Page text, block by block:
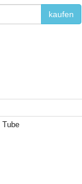
kaufen
Tube